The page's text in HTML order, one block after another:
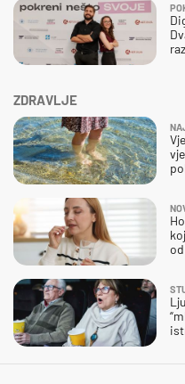
ZDRAVLJE